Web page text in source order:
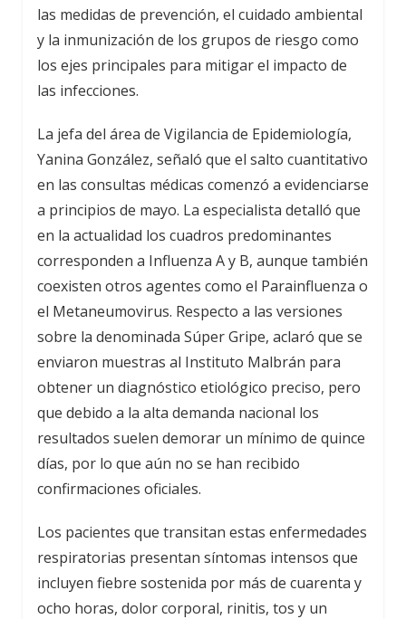
las medidas de prevención, el cuidado ambiental
y la inmunización de los grupos de riesgo como
los ejes principales para mitigar el impacto de
las infecciones.
La jefa del área de Vigilancia de Epidemiología,
Yanina González, señaló que el salto cuantitativo
en las consultas médicas comenzó a evidenciarse
a principios de mayo. La especialista detalló que
en la actualidad los cuadros predominantes
corresponden a Influenza A y B, aunque también
coexisten otros agentes como el Parainfluenza o
el Metaneumovirus. Respecto a las versiones
sobre la denominada Súper Gripe, aclaró que se
enviaron muestras al Instituto Malbrán para
obtener un diagnóstico etiológico preciso, pero
que debido a la alta demanda nacional los
resultados suelen demorar un mínimo de quince
días, por lo que aún no se han recibido
confirmaciones oficiales.
Los pacientes que transitan estas enfermedades
respiratorias presentan síntomas intensos que
incluyen fiebre sostenida por más de cuarenta y
ocho horas, dolor corporal, rinitis, tos y un